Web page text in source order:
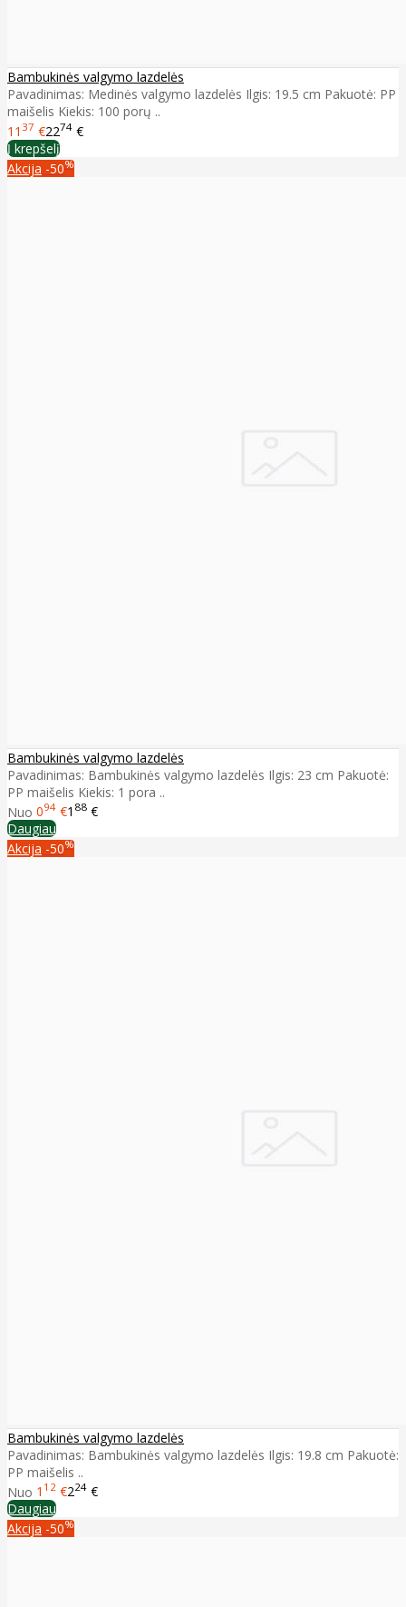
Bambukinės valgymo lazdelės
Pavadinimas: Medinės valgymo lazdelės Ilgis: 19.5 cm Pakuotė: PP
maišelis Kiekis: 100 porų ..
11 37 €2274 €
Į krepšelį
Akcija -50%
Bambukinės valgymo lazdelės
Pavadinimas: Bambukinės valgymo lazdelės Ilgis: 23 cm Pakuotė:
PP maišelis Kiekis: 1 pora ..
Nuo 094 €1 88 €
Daugiau
Akcija -50%
Bambukinės valgymo lazdelės
Pavadinimas: Bambukinės valgymo lazdelės Ilgis: 19.8 cm Pakuotė:
PP maišelis ..
Nuo 1 12 €224 €
Daugiau
Akcija -50%